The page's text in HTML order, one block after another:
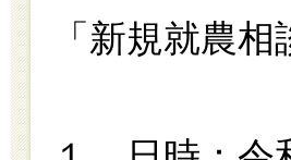
「新規就農